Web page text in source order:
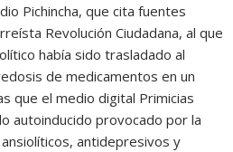
Pichincha, que cita fuentes
Revolución Ciudadana, al que
había sido trasladado al
de medicamentos en un
que el medio digital Primicias
autoinducido provocado por la
antidepresivos y